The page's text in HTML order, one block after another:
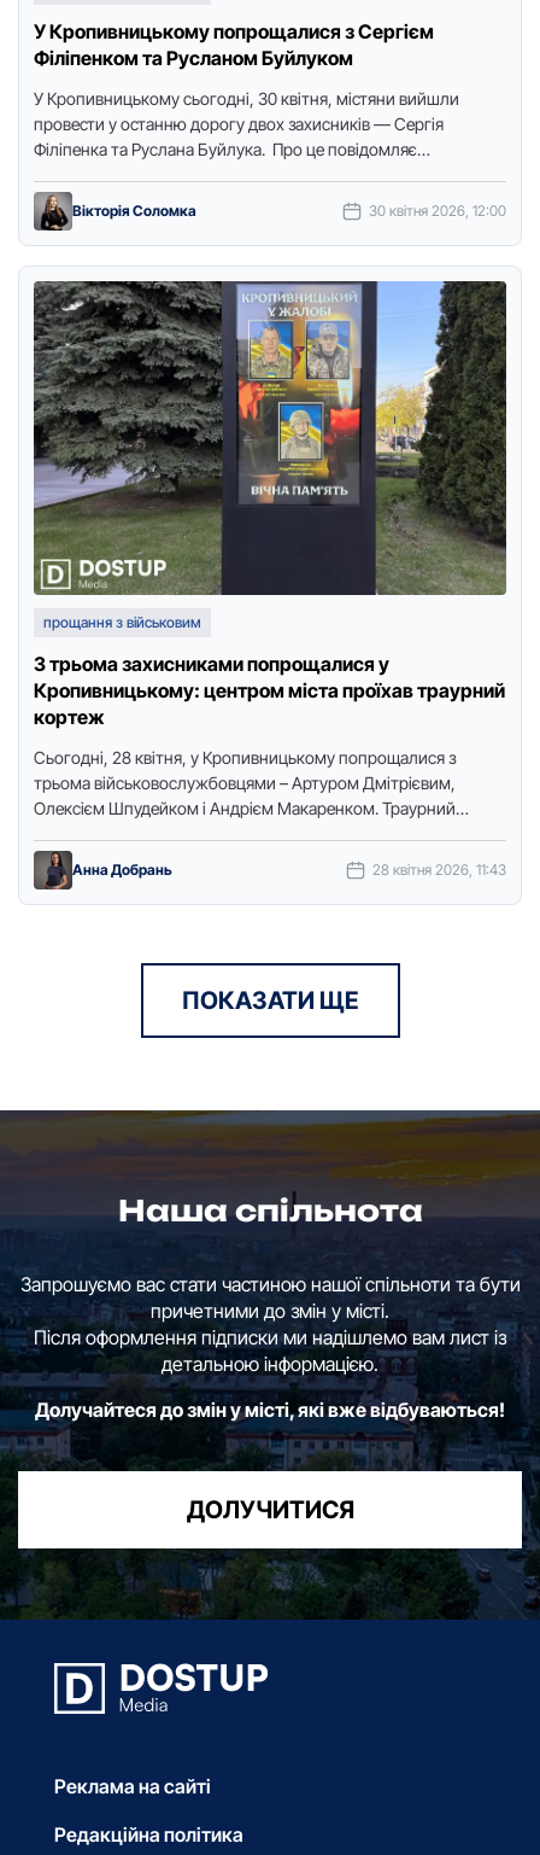
У Кропивницькому попрощалися з Сергієм
Філіпенком та Русланом Буйлуком
У Кропивницькому сьогодні, 30 квітня, містяни вийшли
провести у останню дорогу двох захисників — Сергія
Філіпенка та Руслана Буйлука. Про це повідомляє
Вікторія Соломка 30 квітня 2026, 12:00
прощання з військовим
З трьома захисниками попрощалися у
Кропивницькому: центром міста проїхав траурний
кортеж
Сьогодні, 28 квітня, у Кропивницькому попрощалися з
трьома військовослужбовцями – Артуром Дмітрієвим,
Олексієм Шпудейком і Андрієм Макаренком. Траурний
Анна Добрань 28 квітня 2026, 11:43
ПОКАЗАТИ ЩЕ
Наша спільнота
Запрошуємо вас стати частиною нашої спільноти та бути
причетними до змін у місті.
Після оформлення підписки ми надішлемо вам лист із
детальною інформацією.
Долучайтеся до змін у місті, які вже відбуваються!
ДОЛУЧИТИСЯ
Реклама на сайті
Редакційна політика